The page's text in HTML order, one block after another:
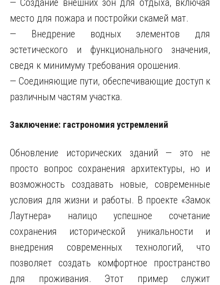
— Создание внешних зон для отдыха, включая
место для пожара и постройки скамей мат.
— Внедрение водных элементов для
эстетического и функционального значения,
сведя к минимуму требования орошения.
— Соединяющие пути, обеспечивающие доступ к
различным частям участка.
Заключение: гастрономия устремлений
Обновление исторических зданий — это не
просто вопрос сохранения архитектуры, но и
возможность создавать новые, современные
условия для жизни и работы. В проекте «Замок
Лаутнера» налицо успешное сочетание
сохранения исторической уникальности и
внедрения современных технологий, что
позволяет создать комфортное пространство
для проживания. Этот пример служит